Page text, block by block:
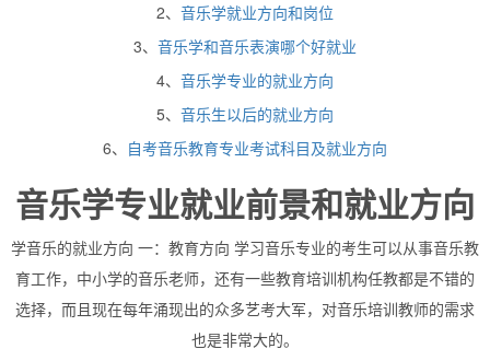
2、 音乐学就业方向和岗位
3、 音乐学和音乐表演哪个好就业
4、 音乐学专业的就业方向
5、 音乐生以后的就业方向
6、 自考音乐教育专业考试科目及就业方向
音乐学专业就业前景和就业方向
学音乐的就业方向 一：教育方向 学习音乐专业的考生可以从事音乐教
育工作，中小学的音乐老师，还有一些教育培训机构任教都是不错的
选择，而且现在每年涌现出的众多艺考大军，对音乐培训教师的需求
也是非常大的。